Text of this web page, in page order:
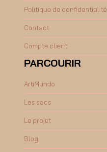
Politique de confidentialité
Contact
Compte client
PARCOURIR
ArtiMundo
Les sacs
Le projet
Blog